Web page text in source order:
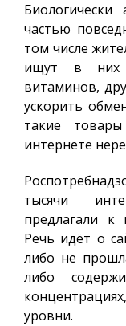
частью
том числе
ищут в них
витаминов,
ускорить
такие
интернете
тысячи
предлагали к
Речь идёт о
либо не
либо
уровни.